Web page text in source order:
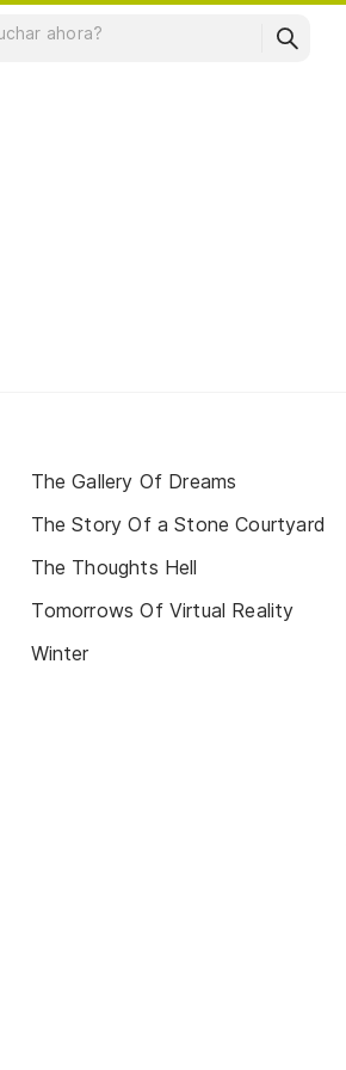
The Gallery Of Dreams
The Story Of a Stone Courtyard
The Thoughts Hell
Tomorrows Of Virtual Reality
Winter